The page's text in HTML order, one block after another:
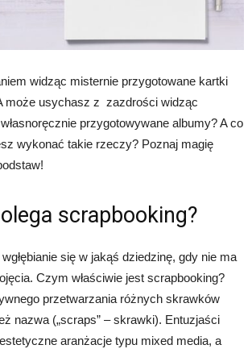
widząc misternie przygotowane kartki
może usychasz z zazdrości widząc
przygotowywane albumy? A co
wykonać takie rzeczy? Poznaj magię
scrapbooking?
się w jakąś dziedzinę, gdy nie ma
Czym właściwie jest scrapbooking?
przetwarzania różnych skrawków
nazwa („scraps” – skrawki). Entuzjaści
aranżacje typu mixed media, a